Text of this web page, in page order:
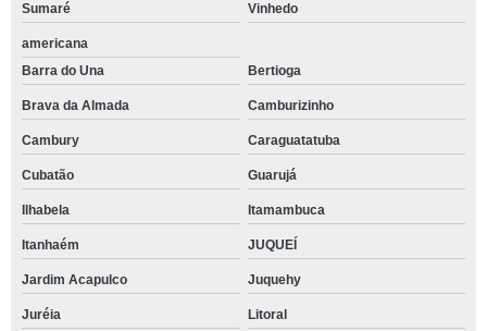
Sumaré Vinhedo
americana
Barra do Una
Bertioga
Brava da Almada Camburizinho
Cambury Caraguatatuba
Cubatão Guarujá
Ilhabela Itamambuca
Itanhaém JUQUEÍ
Jardim Acapulco Juquehy
Juréia Litoral